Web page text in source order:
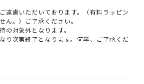
遠慮いただいております。（有料ラッピン
ん。）ご了承ください。
対象外となります。
り次第終了となります。何卒、ご了承くだ